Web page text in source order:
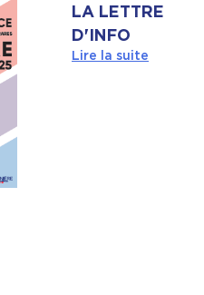
LA LETTRE
D'INFO
Lire la suite